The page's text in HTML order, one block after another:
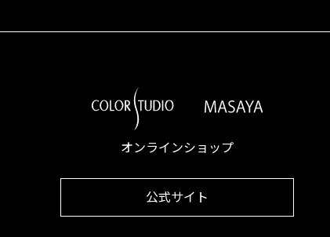
オンラインショップ
公式サイト